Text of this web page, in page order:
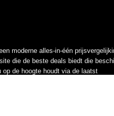
moderne alles-in-één
die de beste deals biedt die
op de hoogte houdt via de laatst